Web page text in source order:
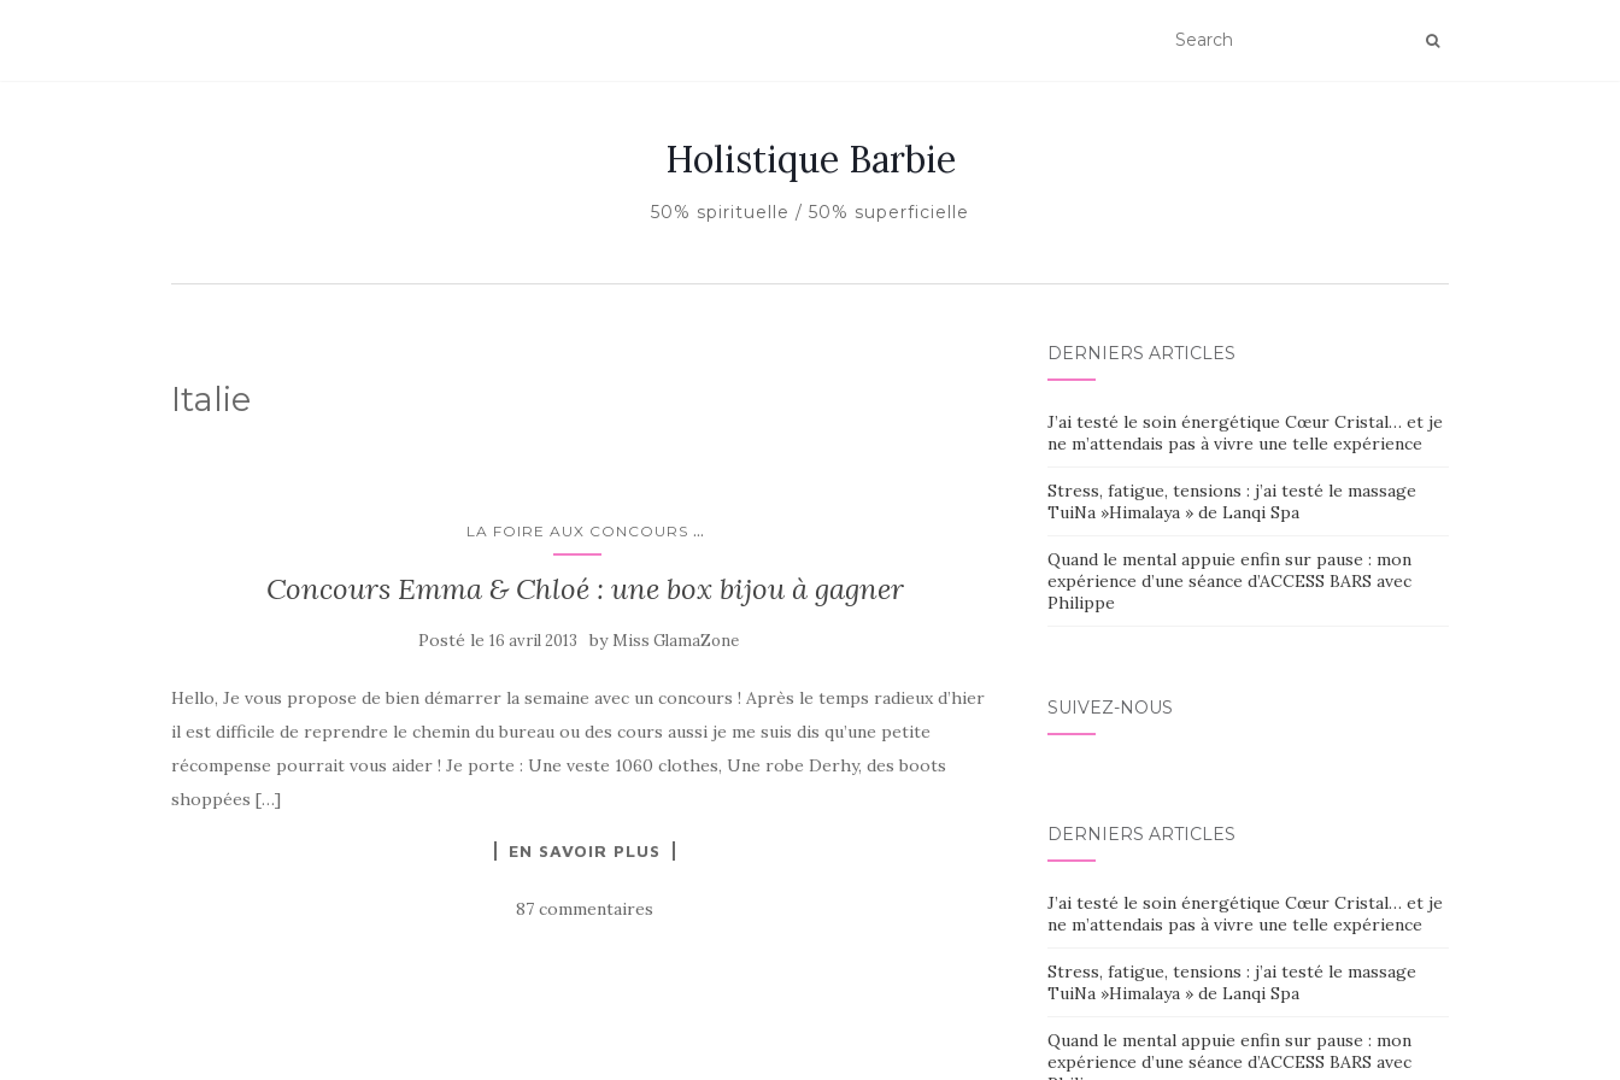
Holistique Barbie
50% spirituelle / 50% superficielle
Italie
LA FOIRE AUX CONCOURS ...
Concours Emma & Chloé : une box bijou à gagner
Posté le16 avril 2013 by Miss GlamaZone
Hello, Je vous propose de bien démarrer la semaine avec un concours ! Après le temps radieux d’hier
il est difficile de reprendre le chemin du bureau ou des cours aussi je me suis dis qu’une petite
récompense pourrait vous aider ! Je porte : Une veste 1060 clothes, Une robe Derhy, des boots
shoppées […]
EN SAVOIR PLUS
87 commentaires
DERNIERS ARTICLES
J’ai testé le soin énergétique Cœur Cristal… et je
ne m’attendais pas à vivre une telle expérience
Stress, fatigue, tensions : j’ai testé le massage
TuiNa »Himalaya » de Lanqi Spa
Quand le mental appuie enfin sur pause : mon
expérience d’une séance d’ACCESS BARS avec
Philippe
SUIVEZ-NOUS
DERNIERS ARTICLES
J’ai testé le soin énergétique Cœur Cristal… et je
ne m’attendais pas à vivre une telle expérience
Stress, fatigue, tensions : j’ai testé le massage
TuiNa »Himalaya » de Lanqi Spa
Quand le mental appuie enfin sur pause : mon
expérience d’une séance d’ACCESS BARS avec